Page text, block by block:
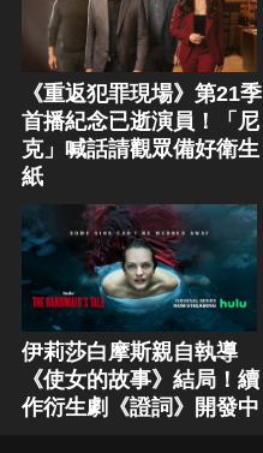
《重返犯罪現場》第21季
首播紀念已逝演員！「尼
克」喊話請觀眾備好衛生
紙
伊莉莎白摩斯親自執導
《使女的故事》結局！續
作衍生劇《證詞》開發中